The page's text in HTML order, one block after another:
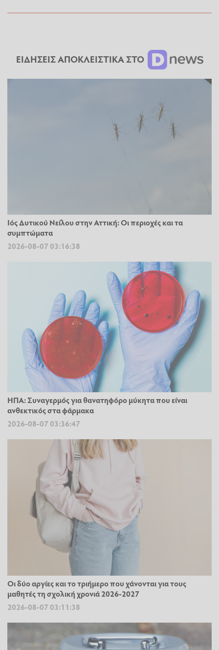
ΕΙΔΗΣΕΙΣ ΑΠΟΚΛΕΙΣΤΙΚΑ ΣΤΟ
Ιός Δυτικού Νείλου στην Αττική: Οι περιοχές και τα
συμπτώματα
2026-08-07 03:16:38
ΗΠΑ: Συναγερμός για θανατηφόρο μύκητα που είναι
ανθεκτικός στα φάρμακα
2026-08-07 03:36:47
Οι δύο αργίες και το τριήμερο που χάνονται για τους
μαθητές τη σχολική χρονιά 2026-2027
2026-08-07 03:11:38